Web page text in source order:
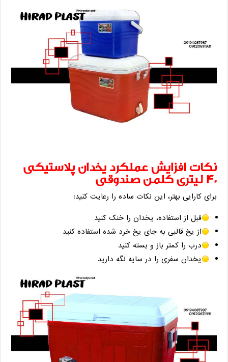
نکات افزایش عملکرد یخدان پلاستیکی
40 لیتری کلمن صندوقی
برای کارایی بهتر، این نکات ساده را رعایت کنید:
قبل از استفاده، یخدان را خنک کنید
از یخ قالبی به‌ جای یخ خرد شده استفاده کنید
درب را کمتر باز و بسته کنید
یخدان سفری را در سایه نگه دارید